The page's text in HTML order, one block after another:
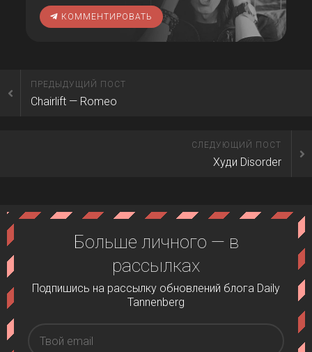
КОММЕНТИРОВАТЬ
ПРЕДЫДУЩИЙ ПОСТ
Chairlift — Romeo
СЛЕДУЮЩИЙ ПОСТ
Худи Disorder
Больше личного — в
рассылках
Подпишись на рассылку обновлений блога Daily
Tannenberg